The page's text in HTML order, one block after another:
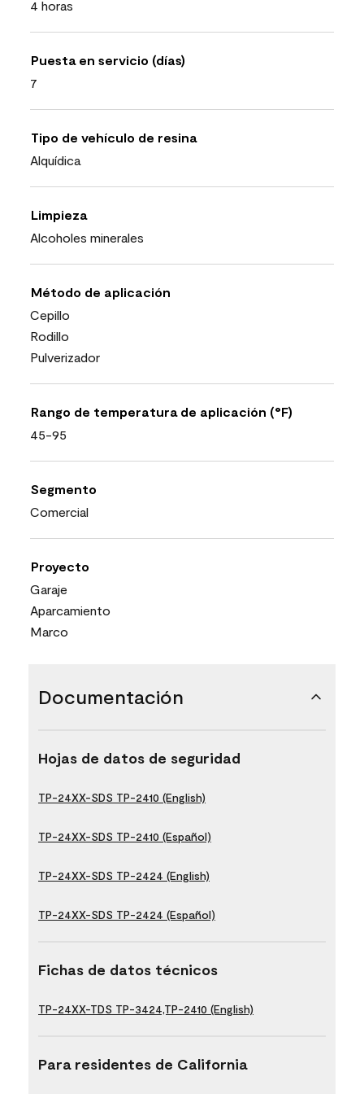
4 horas
Puesta en servicio (días)
7
Tipo de vehículo de resina
Alquídica
Limpieza
Alcoholes minerales
Método de aplicación
Cepillo
Rodillo
Pulverizador
Rango de temperatura de aplicación (°F)
45-95
Segmento
Comercial
Proyecto
Garaje
Aparcamiento
Marco
Documentación
Hojas de datos de seguridad
TP-24XX-SDS TP-2410 (English)
TP-24XX-SDS TP-2410 (Español)
TP-24XX-SDS TP-2424 (English)
TP-24XX-SDS TP-2424 (Español)
Fichas de datos técnicos
TP-24XX-TDS TP-3424,TP-2410 (English)
Para residentes de California